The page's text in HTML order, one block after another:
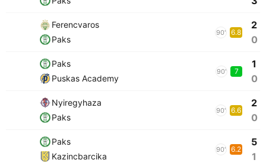
Ferencvaros
Paks
90' 6.8
2
0
Paks
Puskas Academy
90' 7
1
0
Nyiregyhaza
Paks
90' 6.6
2
0
Paks
Kazincbarcika
90' 6.2
5
1